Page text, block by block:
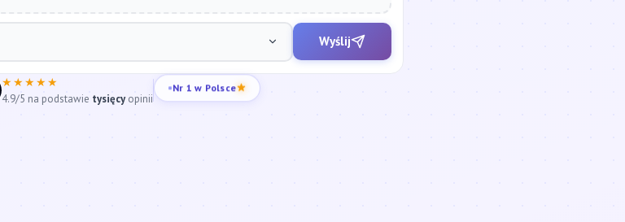
Wyślij
★★★★★
4.9/5 na podstawie tysięcyopinii
Nr 1 w Polsce